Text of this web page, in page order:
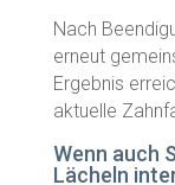
Nach
erneut
Ergebnis
aktuelle
Wenn auch
Lächeln